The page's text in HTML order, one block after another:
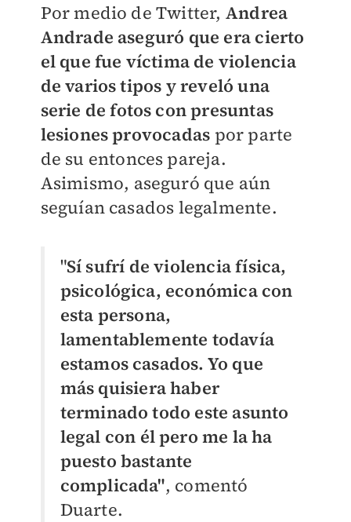
Por medio de Twitter, Andrea
Andrade aseguró que era cierto
el que fue víctima de violencia
de varios tipos y reveló una
serie de fotos con presuntas
lesiones provocadas por parte
de su entonces pareja.
Asimismo, aseguró que aún
seguían casados legalmente.
"Sí sufrí de violencia física,
psicológica, económica con
esta persona,
lamentablemente todavía
estamos casados. Yo que
más quisiera haber
terminado todo este asunto
legal con él pero me la ha
puesto bastante
complicada", comentó
Duarte.